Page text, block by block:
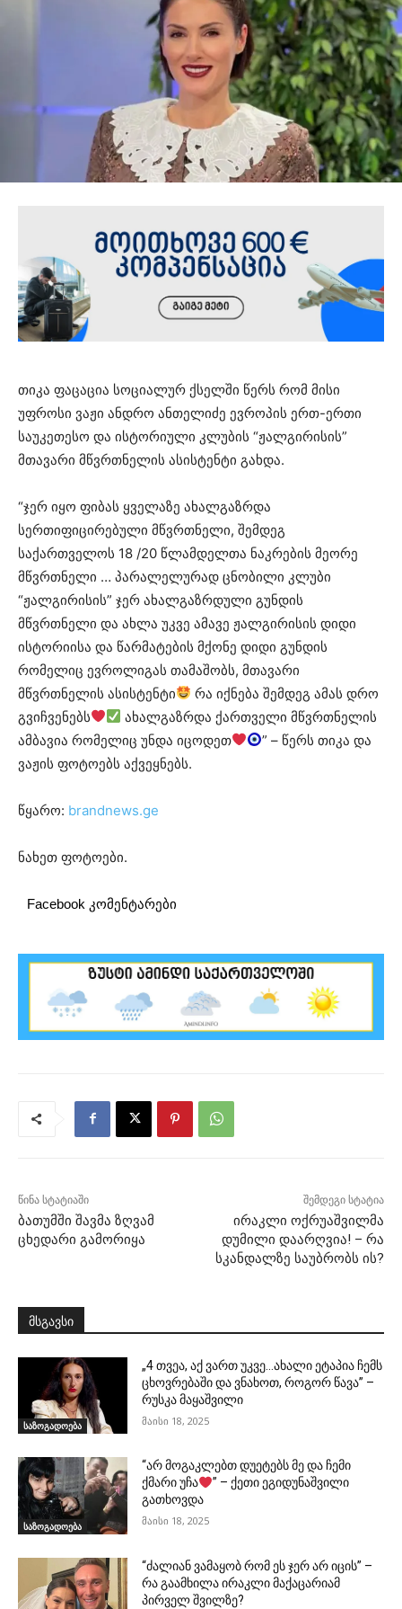
თიკა ფაცაცია სოციალურ ქსელში წერს რომ მისი
უფროსი ვაჟი ანდრო ანთელიძე ევროპის ერთ-ერთი
საუკეთესო და ისტორიული კლუბის “ჟალგირისის”
მთავარი მწვრთნელის ასისტენტი გახდა.
“ჯერ იყო ფიბას ყველაზე ახალგაზრდა
სერთიფიცირებული მწვრთნელი, შემდეგ
საქართველოს 18 /20 წლამდელთა ნაკრების მეორე
მწვრთნელი … პარალელურად ცნობილი კლუბი
“ჟალგირისის” ჯერ ახალგაზრდული გუნდის
მწვრთნელი და ახლა უკვე ამავე ჟალგირისის დიდი
ისტორიისა და წარმატების მქონე დიდი გუნდის
რომელიც ევროლიგას თამაშობს, მთავარი
მწვრთნელის ასისტენტი
რა იქნება შემდეგ ამას დრო
გვიჩვენებს
ახალგაზრდა ქართველი მწვრთნელის
ამბავია რომელიც უნდა იცოდეთ
” – წერს თიკა და
ვაჟის ფოტოებს აქვეყნებს.
წყარო: brandnews.ge
ნახეთ ფოტოები.
Facebook კომენტარები
წინა სტატიაში
ბათუმში შავმა ზღვამ
ცხედარი გამორიყა
შემდეგი სტატია
ირაკლი ოქრუაშვილმა
დუმილი დაარღვია! – რა
სკანდალზე საუბრობს ის?
მსგავსი
საზოგადოება
„4 თვეა, აქ ვართ უკვე…ახალი ეტაპია ჩემს
ცხოვრებაში და ვნახოთ, როგორ წავა” –
რუსკა მაყაშვილი
მაისი 18, 2025
საზოგადოება
“არ მოგაკლებთ დუეტებს მე და ჩემი
ქმარი უჩა
” – ქეთი ეგიდუნაშვილი
გათხოვდა
მაისი 18, 2025
“ძალიან ვამაყობ რომ ეს ჯერ არ იცის” –
რა გაამხილა ირაკლი მაქაცარიამ
პირველ შვილზე?